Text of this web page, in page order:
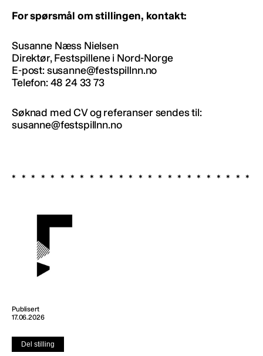
Publisert
17.06.2026
Del stilling
For spørsmål om stillingen, kontakt:
Susanne Næss Nielsen
Direktør, Festspillene i Nord-Norge
E-post: susanne@festspillnn.no
Telefon: 48 24 33 73
Søknad med CV og referanser sendes til:
susanne@festspillnn.no